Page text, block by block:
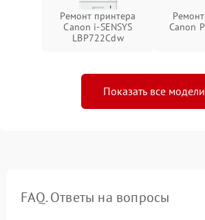
Ремонт принтера
Canon i-SENSYS
LBP722Cdw
Canon
Показать все модели
FAQ. Ответы на вопросы